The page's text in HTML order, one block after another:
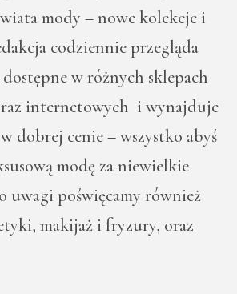
mody – nowe kolekcje i
codziennie przegląda
w różnych sklepach
internetowych i wynajduje
dobrej cenie – wszystko abyś
modę za niewielkie
uwagi poświęcamy również
makijaż i fryzury, oraz